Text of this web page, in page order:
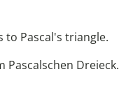
to Pascal's triangle.
Pascalschen Dreieck.